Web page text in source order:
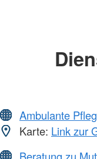
Ambulante
Karte: Link zur